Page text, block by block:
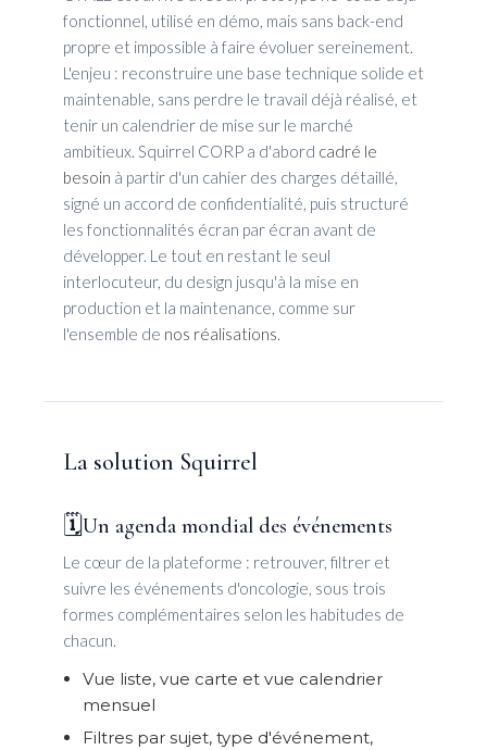
fonctionnel, utilisé en démo, mais sans back-end
propre et impossible à faire évoluer sereinement.
L'enjeu : reconstruire une base technique solide et
maintenable, sans perdre le travail déjà réalisé, et
tenir un calendrier de mise sur le marché
ambitieux. Squirrel CORP a d'abord cadré le
besoin à partir d'un cahier des charges détaillé,
signé un accord de confidentialité, puis structuré
les fonctionnalités écran par écran avant de
développer. Le tout en restant le seul
interlocuteur, du design jusqu'à la mise en
production et la maintenance, comme sur
l'ensemble de nos réalisations.
La solution Squirrel
🗓️Un agenda mondial des événements
Le cœur de la plateforme : retrouver, filtrer et
suivre les événements d'oncologie, sous trois
formes complémentaires selon les habitudes de
chacun.
Vue liste, vue carte et vue calendrier
mensuel
Filtres par sujet, type d'événement,